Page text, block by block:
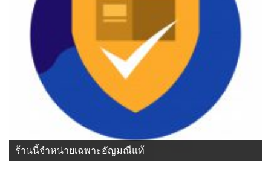
ร้านนี้จำหน่ายเฉพาะอัญมณีแท้